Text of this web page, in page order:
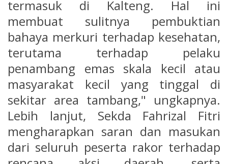
termasuk di Kalteng. Hal ini
membuat sulitnya pembuktian
bahaya merkuri terhadap kesehatan,
terutama terhadap pelaku
penambang emas skala kecil atau
masyarakat kecil yang tinggal di
sekitar area tambang," ungkapnya.
Lebih lanjut, Sekda Fahrizal Fitri
mengharapkan saran dan masukan
dari seluruh peserta rakor terhadap